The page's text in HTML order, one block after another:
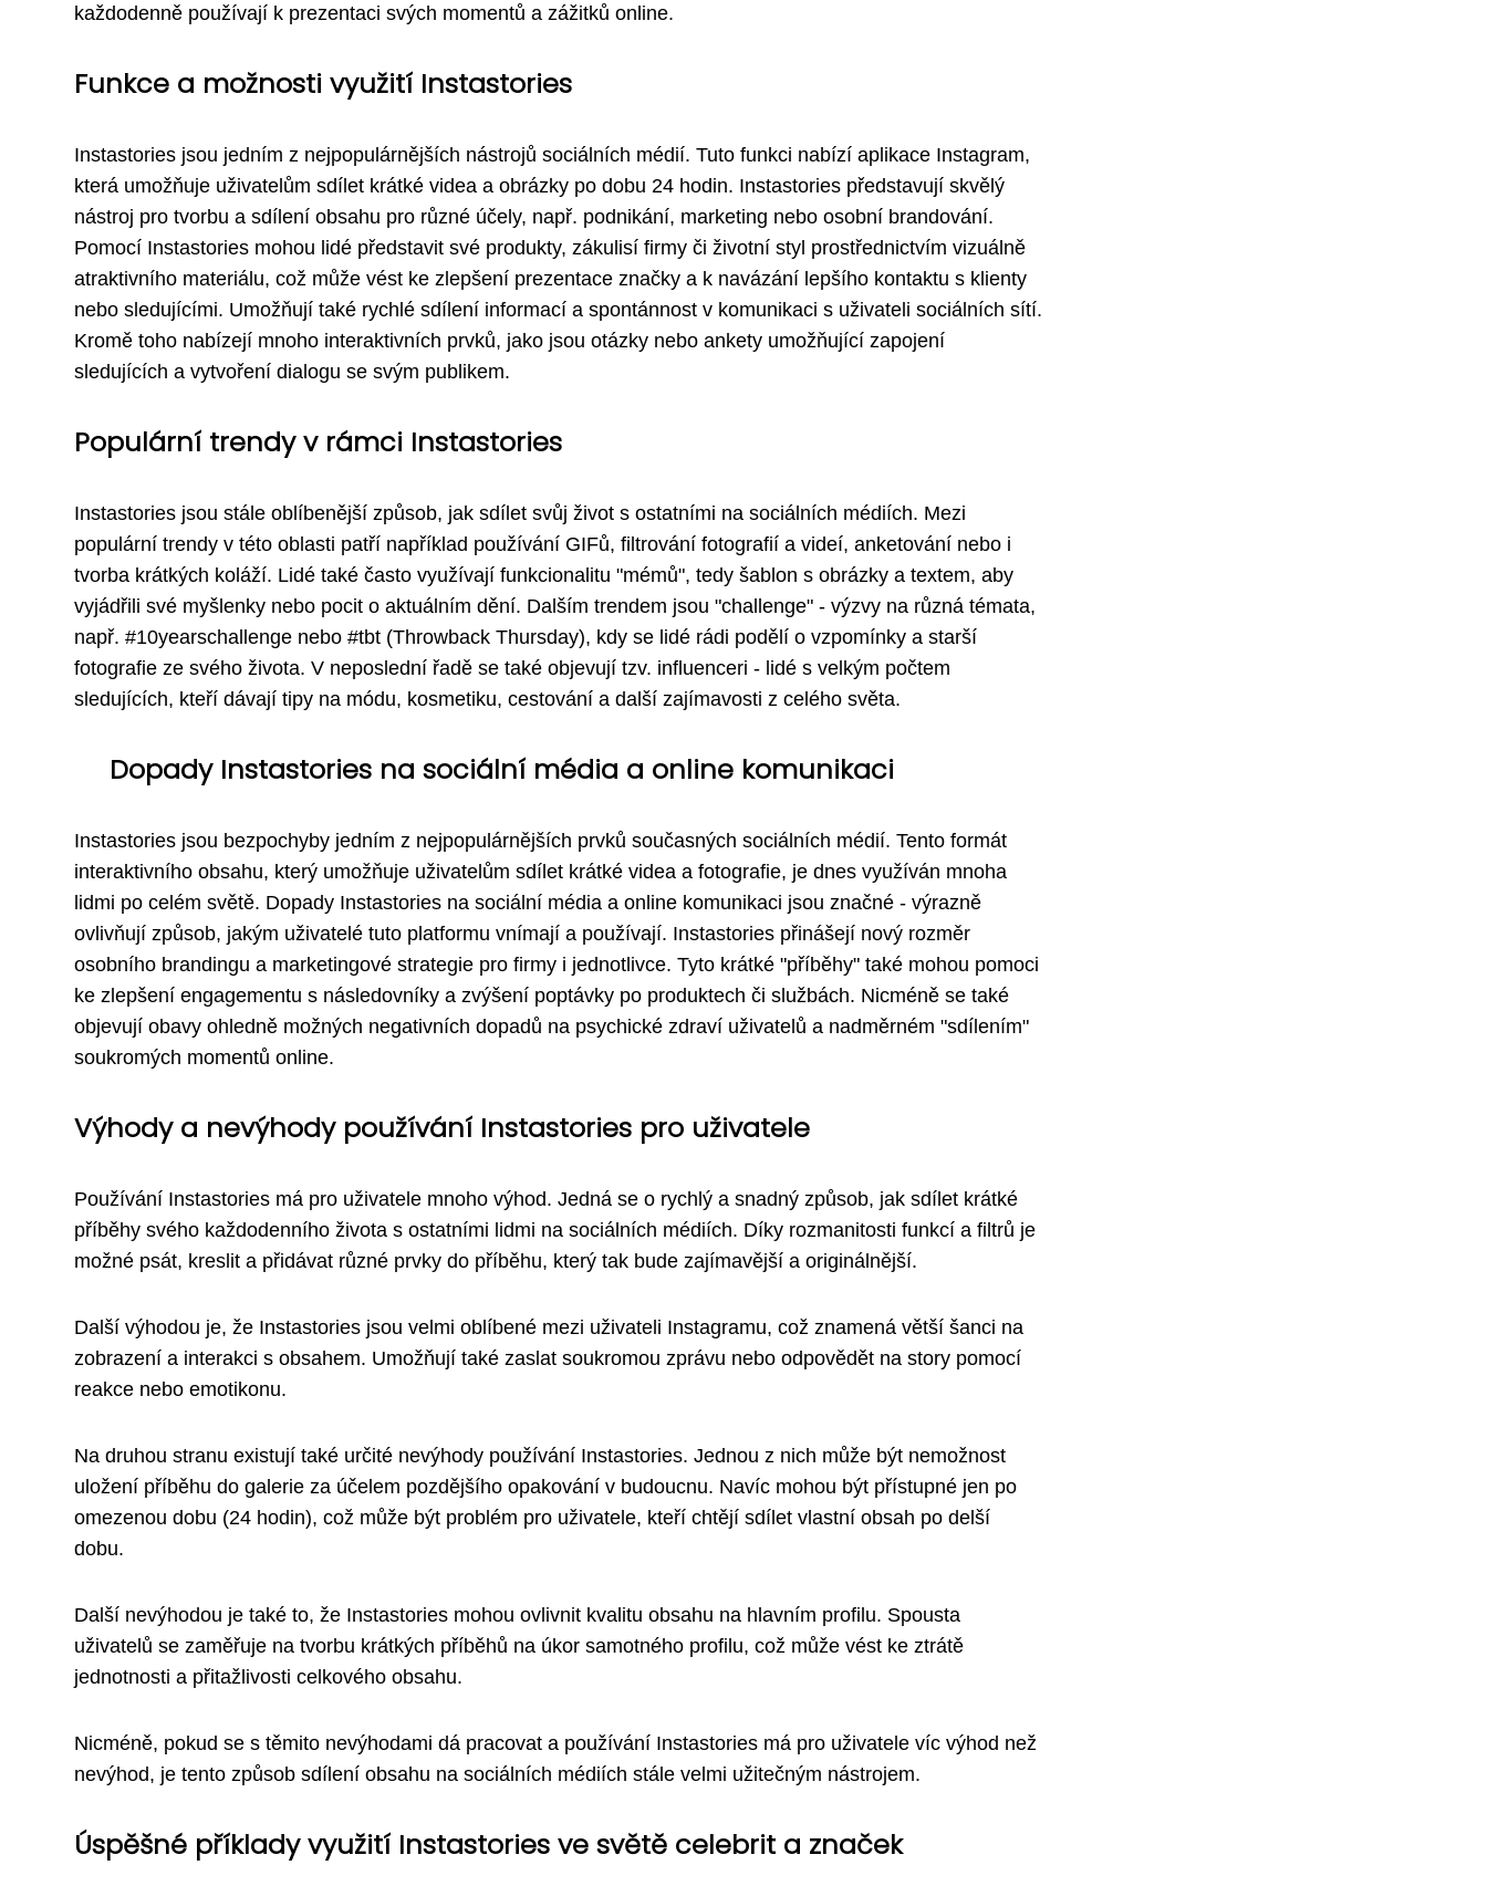
každodenně používají k prezentaci svých momentů a zážitků online.
Funkce a možnosti využití Instastories
Instastories jsou jedním z nejpopulárnějších nástrojů sociálních médií. Tuto funkci nabízí aplikace Instagram,
která umožňuje uživatelům sdílet krátké videa a obrázky po dobu 24 hodin. Instastories představují skvělý
nástroj pro tvorbu a sdílení obsahu pro různé účely, např. podnikání, marketing nebo osobní brandování.
Pomocí Instastories mohou lidé představit své produkty, zákulisí firmy či životní styl prostřednictvím vizuálně
atraktivního materiálu, což může vést ke zlepšení prezentace značky a k navázání lepšího kontaktu s klienty
nebo sledujícími. Umožňují také rychlé sdílení informací a spontánnost v komunikaci s uživateli sociálních sítí.
Kromě toho nabízejí mnoho interaktivních prvků, jako jsou otázky nebo ankety umožňující zapojení
sledujících a vytvoření dialogu se svým publikem.
Populární trendy v rámci Instastories
Instastories jsou stále oblíbenější způsob, jak sdílet svůj život s ostatními na sociálních médiích. Mezi
populární trendy v této oblasti patří například používání GIFů, filtrování fotografií a videí, anketování nebo i
tvorba krátkých koláží. Lidé také často využívají funkcionalitu "mémů", tedy šablon s obrázky a textem, aby
vyjádřili své myšlenky nebo pocit o aktuálním dění. Dalším trendem jsou "challenge" - výzvy na různá témata,
např. #10yearschallenge nebo #tbt (Throwback Thursday), kdy se lidé rádi podělí o vzpomínky a starší
fotografie ze svého života. V neposlední řadě se také objevují tzv. influenceri - lidé s velkým počtem
sledujících, kteří dávají tipy na módu, kosmetiku, cestování a další zajímavosti z celého světa.
Dopady Instastories na sociální média a online komunikaci
Instastories jsou bezpochyby jedním z nejpopulárnějších prvků současných sociálních médií. Tento formát
interaktivního obsahu, který umožňuje uživatelům sdílet krátké videa a fotografie, je dnes využíván mnoha
lidmi po celém světě. Dopady Instastories na sociální média a online komunikaci jsou značné - výrazně
ovlivňují způsob, jakým uživatelé tuto platformu vnímají a používají. Instastories přinášejí nový rozměr
osobního brandingu a marketingové strategie pro firmy i jednotlivce. Tyto krátké "příběhy" také mohou pomoci
ke zlepšení engagementu s následovníky a zvýšení poptávky po produktech či službách. Nicméně se také
objevují obavy ohledně možných negativních dopadů na psychické zdraví uživatelů a nadměrném "sdílením"
soukromých momentů online.
Výhody a nevýhody používání Instastories pro uživatele
Používání Instastories má pro uživatele mnoho výhod. Jedná se o rychlý a snadný způsob, jak sdílet krátké
příběhy svého každodenního života s ostatními lidmi na sociálních médiích. Díky rozmanitosti funkcí a filtrů je
možné psát, kreslit a přidávat různé prvky do příběhu, který tak bude zajímavější a originálnější.
Další výhodou je, že Instastories jsou velmi oblíbené mezi uživateli Instagramu, což znamená větší šanci na
zobrazení a interakci s obsahem. Umožňují také zaslat soukromou zprávu nebo odpovědět na story pomocí
reakce nebo emotikonu.
Na druhou stranu existují také určité nevýhody používání Instastories. Jednou z nich může být nemožnost
uložení příběhu do galerie za účelem pozdějšího opakování v budoucnu. Navíc mohou být přístupné jen po
omezenou dobu (24 hodin), což může být problém pro uživatele, kteří chtějí sdílet vlastní obsah po delší
dobu.
Další nevýhodou je také to, že Instastories mohou ovlivnit kvalitu obsahu na hlavním profilu. Spousta
uživatelů se zaměřuje na tvorbu krátkých příběhů na úkor samotného profilu, což může vést ke ztrátě
jednotnosti a přitažlivosti celkového obsahu.
Nicméně, pokud se s těmito nevýhodami dá pracovat a používání Instastories má pro uživatele víc výhod než
nevýhod, je tento způsob sdílení obsahu na sociálních médiích stále velmi užitečným nástrojem.
Úspěšné příklady využití Instastories ve světě celebrit a značek